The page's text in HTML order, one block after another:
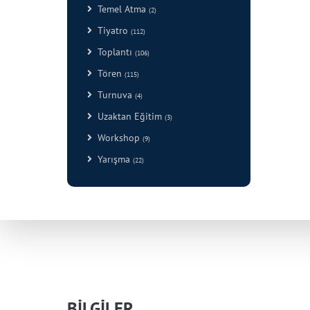
Temel Atma (2)
Tiyatro (112)
Toplantı (106)
Tören (115)
Turnuva (4)
Uzaktan Eğitim (3)
Workshop (9)
Yarışma (22)